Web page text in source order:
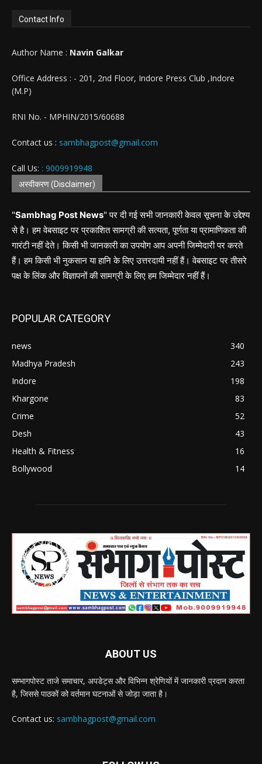
Contact Info
Author Name : Navin Galkar
Office Address : - 201, 2nd Floor, Indore Press Club ,Indore
(M.P)
RNI No. - MPHIN/2015/60688
Contact us : sambhagpost@gmail.com
Call Us: : 9009919948
अस्वीकरण (Disclaimer)
"Sambhag Post News" पर दी गई सभी जानकारी केवल सूचना के उद्देश्य
से है। हम वेबसाइट पर प्रकाशित सामग्री की सत्यता, पूर्णता या प्रामाणिकता की
गारंटी नहीं देते। किसी भी जानकारी का उपयोग आप अपनी जिम्मेदारी पर करते
हैं। हम किसी भी नुकसान या हानि के लिए उत्तरदायी नहीं हैं। वेबसाइट पर तीसरे
पक्ष के लिंक और विज्ञापनों की सामग्री के लिए हम जिम्मेदार नहीं हैं।
POPULAR CATEGORY
news
340
Madhya Pradesh
243
Indore
198
Khargone
83
Crime
52
Desh
43
Health & Fitness
16
Bollywood
14
ABOUT US
सम्भागपोस्ट ताजे समाचार, अपडेट्स और विभिन्न श्रेणियों में जानकारी प्रदान करता
है, जिससे पाठकों को वर्तमान घटनाओं से जोड़ा जाता है।
Contact us: sambhagpost@gmail.com